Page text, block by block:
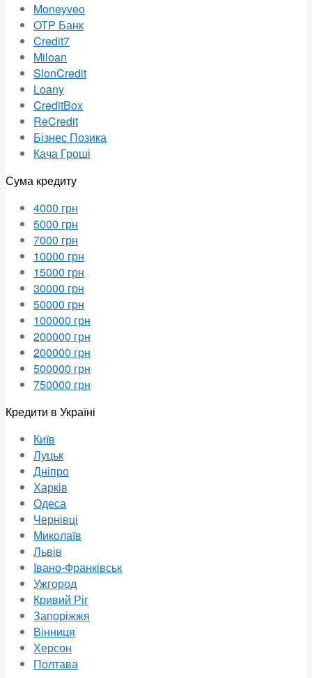
Moneyveo
OTP Банк
Credit7
Miloan
SlonCredit
Loany
CreditBox
ReCredit
Бізнес Позика
Кача Гроші
Сума кредиту
4000 грн
5000 грн
7000 грн
10000 грн
15000 грн
30000 грн
50000 грн
100000 грн
200000 грн
200000 грн
500000 грн
750000 грн
Кредити в Україні
Київ
Луцьк
Дніпро
Харків
Одеса
Чернівці
Миколаїв
Львів
Івано-Франківськ
Ужгород
Кривий Ріг
Запоріжжя
Вінниця
Херсон
Полтава